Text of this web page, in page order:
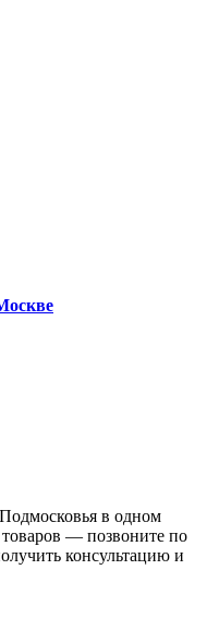
в одном
— позвоните по
консультацию и